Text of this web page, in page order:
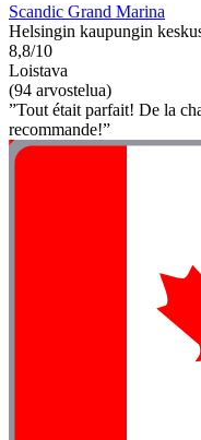
Scandic Grand Marina
Helsingin kaupungin
8,8/10
Loistava
(94 arvostelua)
”Tout était parfait! De la
recommande!”